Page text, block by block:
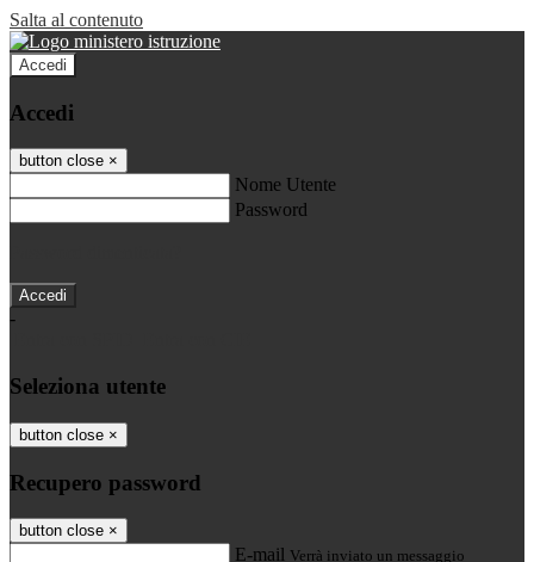
Salta al contenuto
Accedi
Accedi
button close ×
Nome Utente
Password
-
Seleziona utente
button close ×
Recupero password
button close ×
E-mail Verrà inviato un messaggio